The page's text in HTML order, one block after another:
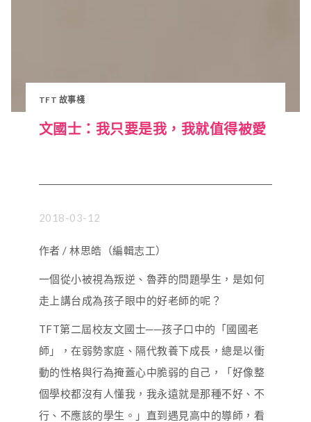
TFT 故事棧
文國士：我只要是我，我就值得被愛
2018-03-12
作者 / 林思皓（編輯志工）
一個從小被視為叛逆、魯莽的問題學生，是如何
走上講台成為孩子眼中的好老師的呢？
TFT第二屆校友文國士──孩子口中的「國國老
師」，在弱勢家庭、隔代教養下成長，總是以衝
動的性格與行為掩蓋心中脆弱的自己，「好像整
個學校都沒有人懂我，我永遠就是那種不好、不
行、不應該的學生。」直到遇見高中的導師，看